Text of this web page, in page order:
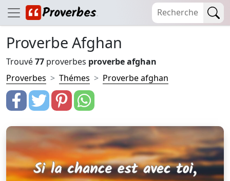
Proverbe Afghan
Trouvé77 proverbes proverbe afghan
Proverbes
Thémes Proverbe afghan